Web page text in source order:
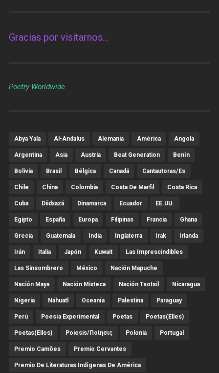
Gracias por visitarnos…
Poetry Worldwide
Abya Yala Al-Andalus Alemania América Angola
Argentina Asia Austria Beat Generation Benín
Bolivia Brasil Bélgica Canadá Cantautoras/es
Chile China Colombia Costa De Marfil Costa Rica
Cuba Diidxazá Dinamarca Ecuador EE.UU.
Egipto España Europa Filipinas Francia Ghana
Grecia Guatemala India Inglaterra Irak Irlanda
Irán Italia Japón Kuwait Las Imprescindibles
Las Sinsombrero México Nación Mapuche
Nación Maya Nación Mixteca Nación Tsotsil Nicaragua
Nigeria Náhuatl Oceanía Palestina Paraguay
Perú Poesía Experimental Poetas Poetas(Elles)
Poetas(Ellos) Poiesis/ποίησις Polonia Portugal
Premio Camões Premio Cervantes
Premio De Literaturas Indígenas De América